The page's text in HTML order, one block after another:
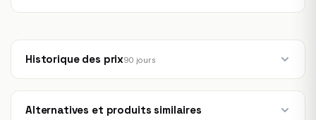
Historique des prix90 jours
Alternatives et produits similaires